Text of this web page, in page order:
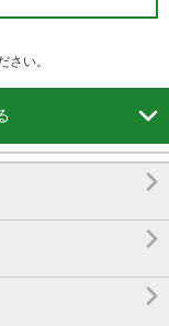
さい。



